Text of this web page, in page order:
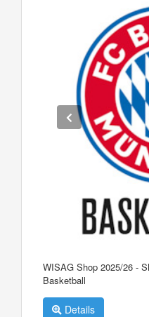
WISAG Shop 2025/26 -
Basketball
Details